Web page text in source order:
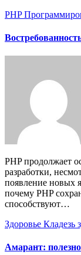
PHP
PHP продолжает оставаться одним из ключевых языков веб-
разработки,
появление новых
почему PHP
способствуют…
Здоровье Кладезь
Амарант: